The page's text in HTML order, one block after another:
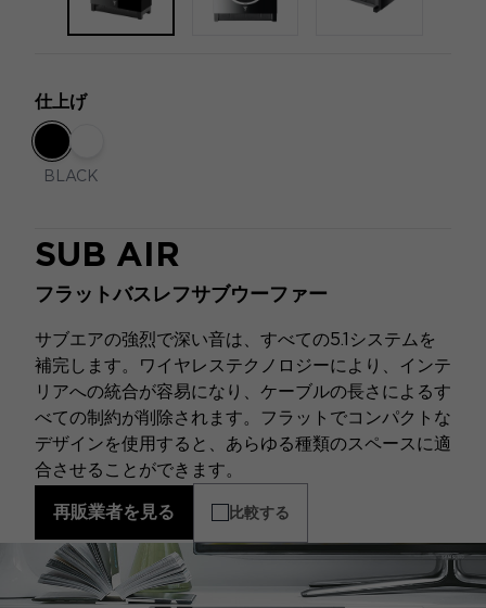
SUB AIR
フラットバスレフサブウーファー
サブエアの強烈で深い音は、すべての5.1システムを
補完します。ワイヤレステクノロジーにより、インテ
リアへの統合が容易になり、ケーブルの長さによるす
べての制約が削除されます。フラットでコンパクトな
デザインを使用すると、あらゆる種類のスペースに適
合させることができます。
仕上げ
BLACK
再販業者を見る 比較する